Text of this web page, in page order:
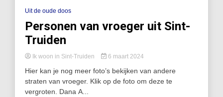
Uit de oude doos
Personen van vroeger uit Sint-
Truiden
Ik woon in Sint-Truiden 6 maart 2024
Hier kan je nog meer foto’s bekijken van andere
straten van vroeger. Klik op de foto om deze te
vergroten. Dana A...